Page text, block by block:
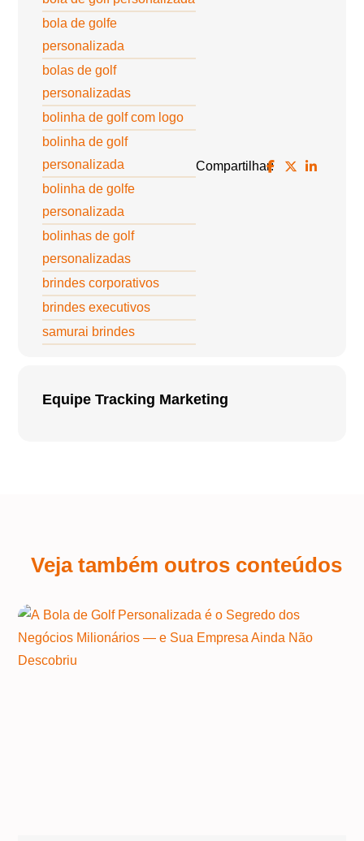
bola de golfe
personalizada
bolas de golf
personalizadas
bolinha de golf com logo
bolinha de golf
personalizada
bolinha de golfe
personalizada
bolinhas de golf
personalizadas
brindes corporativos
brindes executivos
samurai brindes
Compartilhar:
Equipe Tracking Marketing
Veja também outros conteúdos